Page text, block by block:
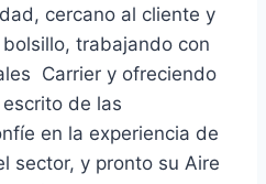
cercano al cliente y
trabajando con
Carrier y ofreciendo
de las
en la experiencia de
sector, y pronto su Aire